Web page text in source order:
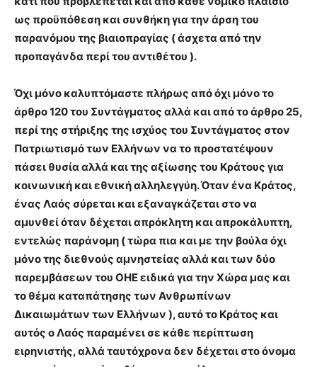
ως προϋπόθεση και συνθήκη για την άρση του
παρανόμου της βιαιοπραγίας ( άσχετα από την
προπαγάνδα περί του αντιθέτου ).
Όχι μόνο καλυπτόμαστε πλήρως από όχι μόνο το
άρθρο 120 του Συντάγματος αλλά και από το άρθρο 25,
περί της στήριξης της ισχύος του Συντάγματος στον
Πατριωτισμό των Ελλήνων να το προστατέψουν
πάσει θυσία αλλά και της αξίωσης του Κράτους για
κοινωνική και εθνική αλληλεγγύη. Όταν ένα Κράτος,
ένας Λαός σύρεται και εξαναγκάζεται στο να
αμυνθεί όταν δέχεται απρόκλητη και απροκάλυπτη,
εντελώς παράνομη ( τώρα πια και με την βούλα όχι
μόνο της διεθνούς αμνηστείας αλλά και των δύο
παρεμβάσεων του ΟΗΕ ειδικά για την Χώρα μας και
το θέμα καταπάτησης των Ανθρωπίνων
Δικαιωμάτων των Ελλήνων ), αυτό το Κράτος και
αυτός ο Λαός παραμένει σε κάθε περίπτωση
ειρηνιστής, αλλά ταυτόχρονα δεν δέχεται στο όνομα